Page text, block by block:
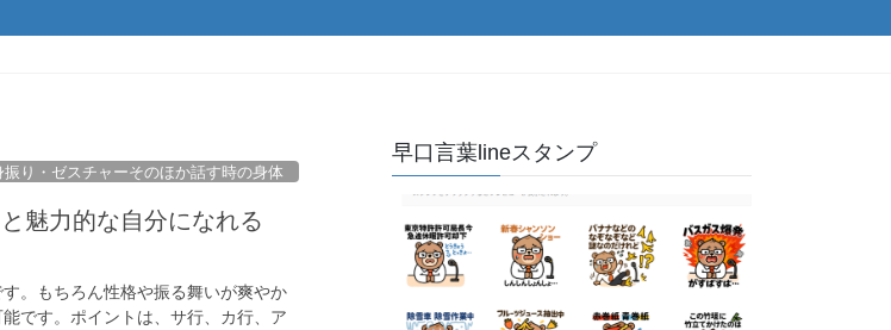
り・ゼスチャーそのほか話す時の身体
魅力的な自分になれる
。もちろん性格や振る舞いが爽やか
です。ポイントは、サ行、カ行、ア
早口言葉lineスタンプ